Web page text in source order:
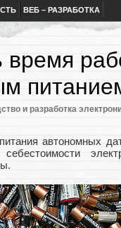
ВЕБ – РАЗРАБОТКА
время
и разработка
автономных